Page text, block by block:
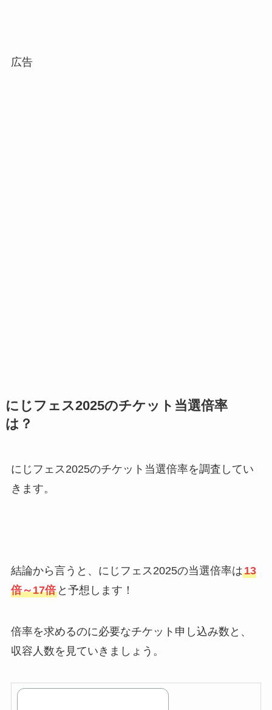
広告
にじフェス2025のチケット当選倍率
は？
にじフェス2025のチケット当選倍率を調査してい
きます。
結論から言うと、にじフェス2025の当選倍率は13
倍～17倍と予想します！
倍率を求めるのに必要なチケット申し込み数と、
収容人数を見ていきましょう。